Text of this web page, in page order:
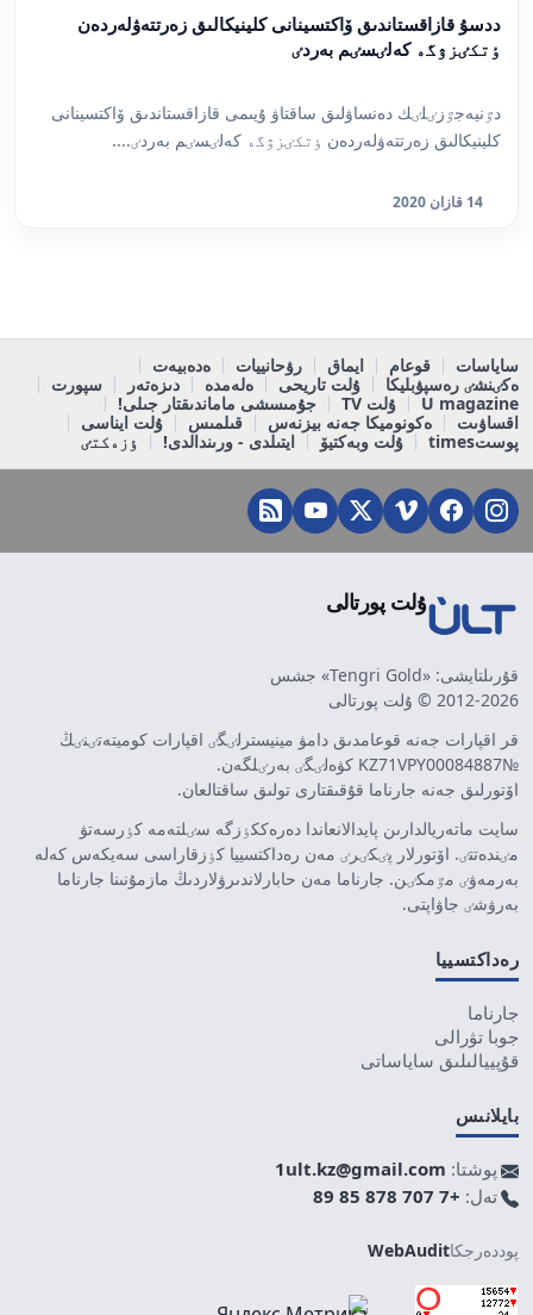
ددسۇ قازاقستاندىق ۆاكتسينانى كلينيكالىق زەرتتەۋلەردەن
ٶتكٸزۋگە كەلٸسٸم بەردٸ
دٷنيەجٷزٸلٸك دەنساۋلىق ساقتاۋ ۇيىمى قازاقستاندىق ۆاكتسينانى
كلينيكالىق زەرتتەۋلەردەن ٶتكٸزۋگە كەلٸسٸم بەردٸ....
14 قازان 2020
ساياسات قوعام ايماق رۋحانييات
ەدەبيەت
ەكٸنشٸ رەسپۋبليكا
ۇلت تاريحى ەلەمدە دىزەتەر
سپورت
U magazine
ۇلت TV
جۇمىسشى ماماندىقتار جىلى!
اقساۋىت
ەكونوميكا جەنە بيزنەس قىلمىس
ۇلت ايناسى
پوستtimes
ۇلت وبەكتيۆ ايتىلدى - ورىندالدى! ٶزەكتٸ
ۇلت پورتالى
قۇرىلتايشى: «Tengri Gold» جشس
2012-2026 © ۇلت پورتالى
قر اقپارات جەنە قوعامدىق دامۋ مينيسترلٸگٸ اقپارات كوميتەتٸنٸڭ
№KZ71VPY00084887 كۋەلٸگٸ بەرٸلگەن.
اۆتورلىق جەنە جارناما قۇقىقتارى تولىق ساقتالعان.
سايت ماتەريالدارىن پايدالانعاندا دەرەككٶزگە سٸلتەمە كٶرسەتۋ
مٸندەتتٸ. اۆتورلار پٸكٸرٸ مەن رەداكتسييا كٶزقاراسى سەيكەس كەلە
بەرمەۋٸ مٷمكٸن. جارناما مەن حابارلاندىرۋلاردىڭ مازمۇنىنا جارناما
بەرۋشٸ جاۋاپتى.
رەداكتسييا
جارناما
جوبا تۋرالى
قۇپييالىلىق ساياساتى
بايلانىس
پوشتا: 1ult.kz@gmail.com
تەل: +7 707 878 85 89
پوددەرجكاWebAudit